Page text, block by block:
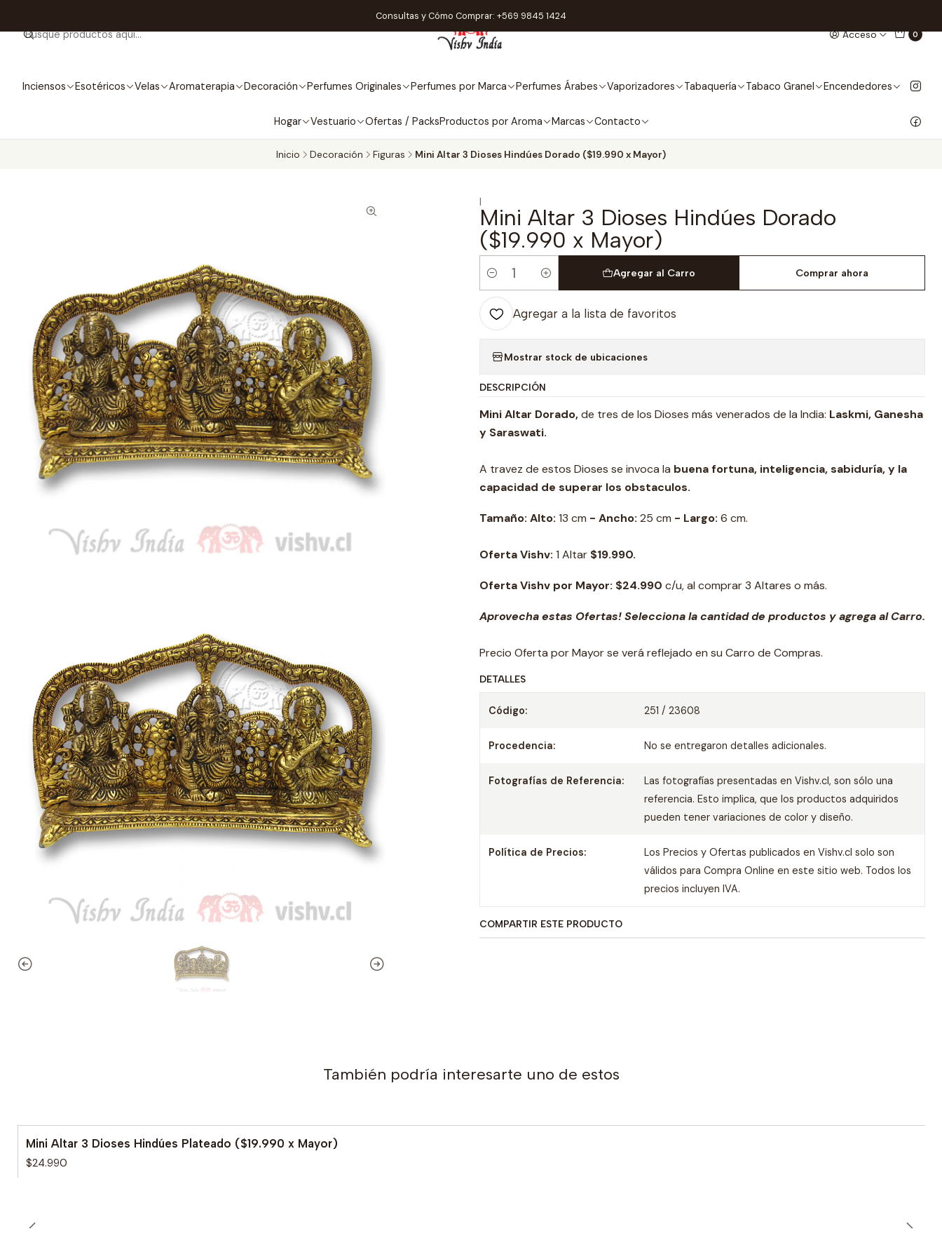
Acceso 0
Inciensos Esotéricos Velas Aromaterapia Decoración Perfumes Originales Perfumes por Marca Perfumes Árabes Vaporizadores Tabaquería Tabaco Granel Encendedores
Hogar Vestuario Ofertas / PacksProductos por Aroma Marcas Contacto
Consultas y Cómo Comprar: +569 9845 1424
Inicio Decoración Figuras Mini Altar 3 Dioses Hindúes Dorado ($19.990 x Mayor)
|
Mini Altar 3 Dioses Hindúes Dorado
($19.990 x Mayor)
Cantidad
Agregar al Carro Comprar ahora
Agregar a la lista de favoritos
Mostrar stock de ubicaciones
DESCRIPCIÓN
Mini Altar Dorado,de tres de los Dioses más venerados de la India: Laskmi, Ganesha
y Saraswati.
A travez de estos Dioses se invoca la buena fortuna, inteligencia, sabiduría, y la
capacidad de superar los obstaculos.
Tamaño: Alto: 13 cm - Ancho: 25 cm - Largo: 6 cm.
Oferta Vishv: 1 Altar $19.990.
Oferta Vishv por Mayor: $24.990 c/u, al comprar 3 Altares o más.
Aprovecha estas Ofertas! Selecciona la cantidad de productos y agrega al Carro.
Precio Oferta por Mayor se verá reflejado en su Carro de Compras.
DETALLES
Código: 251 / 23608
Procedencia: No se entregaron detalles adicionales.
Fotografías de Referencia:
Las fotografías presentadas en Vishv.cl, son sólo una
referencia. Esto implica, que los productos adquiridos
pueden tener variaciones de color y diseño.
Política de Precios:
Los Precios y Ofertas publicados en Vishv.cl solo son
válidos para Compra Online en este sitio web. Todos los
precios incluyen IVA.
COMPARTIR ESTE PRODUCTO
También podría interesarte uno de estos
Mini Altar 3 Dioses Hindúes Plateado ($19.990 x Mayor)
$24.990